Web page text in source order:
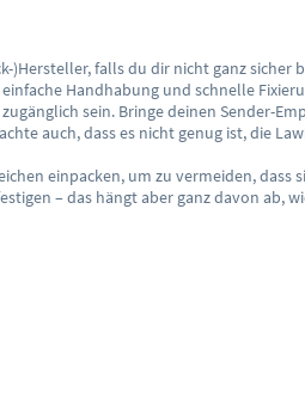
falls du dir nicht ganz sicher
Handhabung und schnelle
sein. Bringe deinen Sender-
auch, dass es nicht genug ist, die
einpacken, um zu vermeiden, dass
– das hängt aber ganz davon ab,